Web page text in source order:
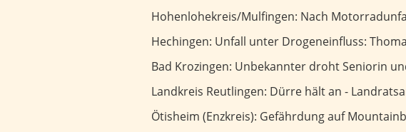
Nach Motorradunfall führt Suche zuerst ins Leere
Hohenlohekreis/Mulfingen: Nach
Unfall unter Drogeneinfluss: Thomas Bareiß
Hechingen: Unfall unter Drogeneinfluss:
Unbekannter droht Seniorin und Enkel mit dem
Bad Krozingen: Unbekannter droht Seniorin
Dürre hält an - Landratsamt verlängert
Landkreis Reutlingen: Dürre hält an -
Gefährdung auf Mountainbike-Trail: Draht
Ötisheim (Enzkreis): Gefährdung auf